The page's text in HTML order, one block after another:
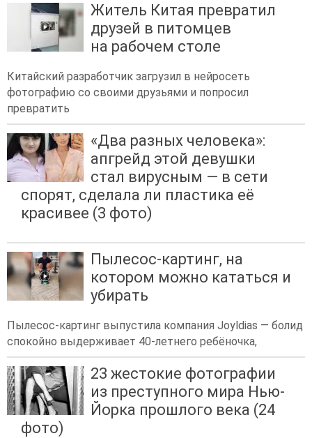
Житель Китая превратил
друзей в питомцев
на рабочем столе
Китайский разработчик загрузил в нейросеть
фотографию со своими друзьями и попросил
превратить
«Два разных человека»:
апгрейд этой девушки
стал вирусным — в сети
спорят, сделала ли пластика её
красивее (3 фото)
Пылесос-картинг, на
котором можно кататься и
убирать
Пылесос-картинг выпустила компания Joyldias — болид
спокойно выдерживает 40-летнего ребёночка,
23 жестокие фотографии
из преступного мира Нью-
Йорка прошлого века (24
фото)